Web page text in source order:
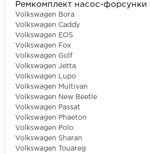
Ремкомплект насос-форсунки
Volkswagen Bora
Volkswagen Caddy
Volkswagen EOS
Volkswagen Fox
Volkswagen Golf
Volkswagen Jetta
Volkswagen Lupo
Volkswagen Multivan
Volkswagen New Beetle
Volkswagen Passat
Volkswagen Phaeton
Volkswagen Polo
Volkswagen Sharan
Volkswagen Touareg